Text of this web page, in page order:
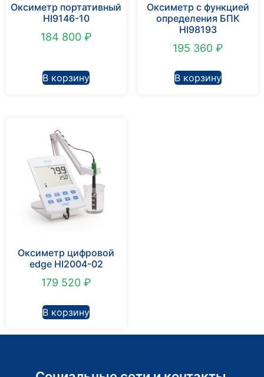
Оксиметр портативный
HI9146-10
184 800 ₽
В корзину
Оксиметр с функцией
определения БПК
HI98193
195 360 ₽
В корзину
Оксиметр цифровой
edge HI2004-02
179 520 ₽
В корзину